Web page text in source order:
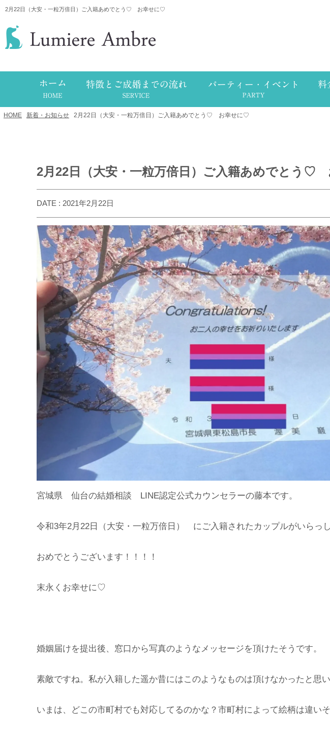
2月22日（大安・一粒万倍日）ご入籍あめでとう♡ お幸せに♡
HOME 新着・お知らせ 2月22日（大安・一粒万倍日）ご入籍あめでとう♡ お幸せに♡
2月22日（大安・一粒万倍日）ご入籍あめでとう
DATE : 2021年2月22日
宮城県 仙台の結婚相談 LINE認定公式カウンセラーの藤本です。
令和3年2月22日（大安・一粒万倍日） にご入籍されたカップルがいらっし
おめでとうございます！！！！
末永くお幸せに♡
婚姻届けを提出後、窓口から写真のようなメッセージを頂けたそうです。
素敵ですね。私が入籍した遥か昔にはこのようなものは頂けなかったと思い
いまは、どこの市町村でも対応してるのかな？市町村によって絵柄は違いそ